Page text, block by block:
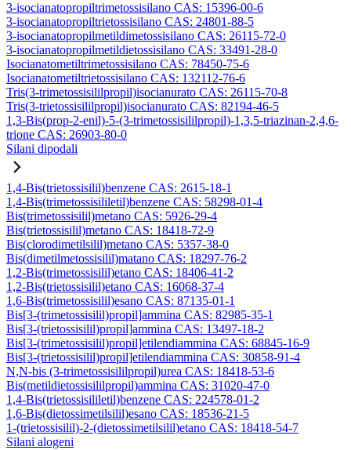
3-isocianatopropiltrimetossisilano CAS: 15396-00-6
3-isocianatopropiltrietossisilano CAS: 24801-88-5
3-isocianatopropilmetildimetossisilano CAS: 26115-72-0
3-isocianatopropilmetildietossisilano CAS: 33491-28-0
Isocianatometiltrimetossisilano CAS: 78450-75-6
Isocianatometiltrietossisilano CAS: 132112-76-6
Tris(3-trimetossisililpropil)isocianurato CAS: 26115-70-8
Tris(3-trietossisililpropil)isocianurato CAS: 82194-46-5
1,3-Bis(prop-2-enil)-5-(3-trimetossisililpropil)-1,3,5-triazinan-2,4,6-
trione CAS: 26903-80-0
Silani dipodali
1,4-Bis(trietossisilil)benzene CAS: 2615-18-1
1,4-Bis(trimetossisililetil)benzene CAS: 58298-01-4
Bis(trimetossisilil)metano CAS: 5926-29-4
Bis(trietossisilil)metano CAS: 18418-72-9
Bis(clorodimetilsilil)metano CAS: 5357-38-0
Bis(dimetilmetossisilil)matano CAS: 18297-76-2
1,2-Bis(trimetossisilil)etano CAS: 18406-41-2
1,2-Bis(trietossisilil)etano CAS: 16068-37-4
1,6-Bis(trimetossisilil)esano CAS: 87135-01-1
Bis[3-(trimetossisilil)propil]ammina CAS: 82985-35-1
Bis[3-(trietossisilil)propil]ammina CAS: 13497-18-2
Bis[3-(trimetossisilil)propil]etilendiammina CAS: 68845-16-9
Bis[3-(trietossisilil)propil]etilendiammina CAS: 30858-91-4
N,N-bis (3-trimetossisililpropil)urea CAS: 18418-53-6
Bis(metildietossisililpropil)ammina CAS: 31020-47-0
1,4-Bis(trietossisililetil)benzene CAS: 224578-01-2
1,6-Bis(dietossimetilsilil)esano CAS: 18536-21-5
1-(trietossisilil)-2-(dietossimetilsilil)etano CAS: 18418-54-7
Silani alogeni